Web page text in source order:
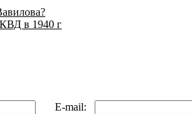
в 1940 г
E-mail: